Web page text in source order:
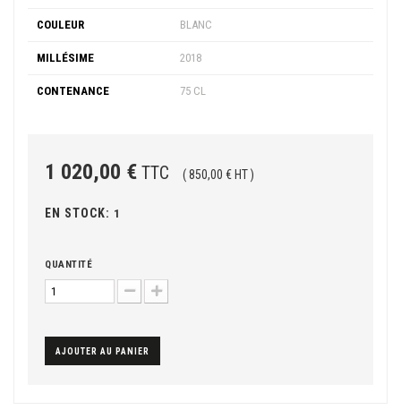
COULEUR BLANC
MILLÉSIME 2018
CONTENANCE 75 CL
1 020,00 € TTC ( 850,00 € HT )
EN STOCK: 1
QUANTITÉ
AJOUTER AU PANIER